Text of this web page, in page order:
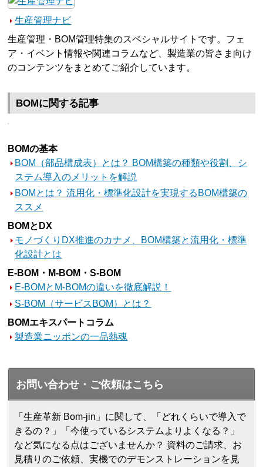
生産管理ナビ
生産管理・BOM管理特集のスペシャルサイトです。フェ
ア・イベント情報や関連コラムなど、製造業の皆さま向け
のコンテンツをまとめてご紹介しています。
BOMに関する記事
BOMの基本
BOM（部品構成表）とは？ BOM構築の種類や役割、シ
ステム導入のメリットを解説
BOMとは？ 流用化・標準化設計を実現するBOM構築の
ススメ
BOMとDX
モノづくりDX推進のカナメ、BOM構築と流用化・標準
化設計とは
E-BOM・M-BOM・S-BOM
E-BOMとM-BOMの違いを徹底解説！
S-BOM（サービスBOM）とは？
BOMエキスパートコラム
製造業ニッポンの一品熱魂
お問い合わせ・ご依頼はこちら
「生産革新 Bom-jin」に関して、「どれくらいで導入で
きるの？」「今使っているシステムよりよくなる？」
など気になる点はございませんか？ 資料のご請求、お
見積りのご依頼、実機でのデモンストレーションを見